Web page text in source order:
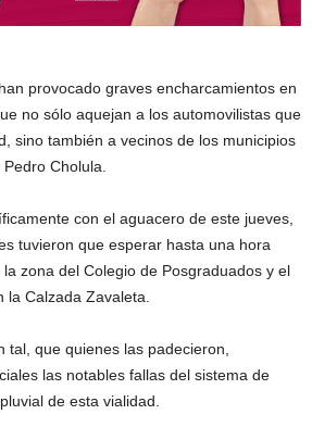
provocado graves encharcamientos en
no sólo aquejan a los automovilistas que
sino también a vecinos de los municipios
Cholula.
con el aguacero de este jueves,
tuvieron que esperar hasta una hora
zona del Colegio de Posgraduados y el
Calzada Zavaleta.
tal, que quienes las padecieron,
las notables fallas del sistema de
de esta vialidad.